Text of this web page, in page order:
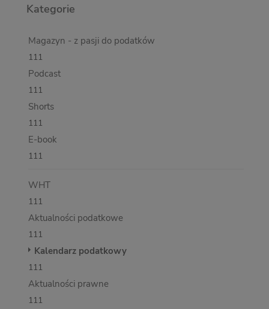
Kategorie
Magazyn - z pasji do podatków
111
Podcast
111
Shorts
111
E-book
111
WHT
111
Aktualności podatkowe
111
Kalendarz podatkowy
111
Aktualności prawne
111